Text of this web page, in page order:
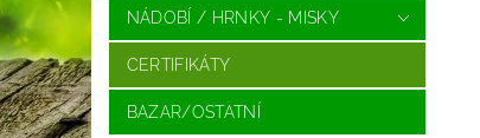
NÁDOBÍ / HRNKY - MISKY
CERTIFIKÁTY
BAZAR/OSTATNÍ